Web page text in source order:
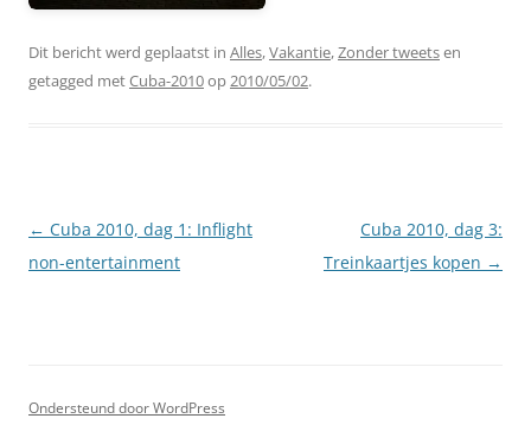
Dit bericht werd geplaatst in Alles,Vakantie,Zonder tweetsen
getagged metCuba-2010op2010/05/02.
Berichtnavigatie
← Cuba 2010, dag 1: Inflight
non-entertainment
Cuba 2010, dag 3:
Treinkaartjes kopen →
Ondersteund door WordPress